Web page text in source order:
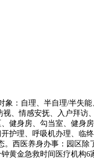
象：自理、半自理/半失
、情感安抚、入户拜访
健身房、勾当室、健身
理、呼吸机办理、临
西医养身办事：园区
黄金急救时间医疗机构